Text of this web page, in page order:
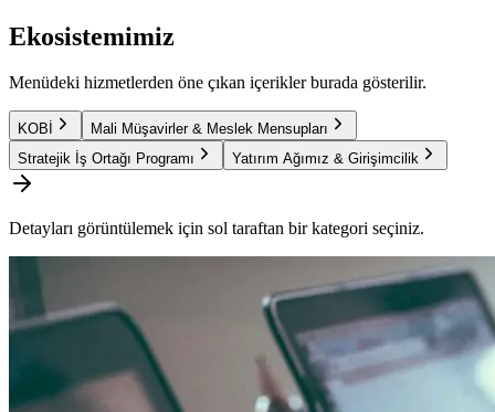
Ekosistemimiz
Menüdeki hizmetlerden öne çıkan içerikler burada gösterilir.
KOBİ
Mali Müşavirler & Meslek Mensupları
Stratejik İş Ortağı Programı
Yatırım Ağımız & Girişimcilik
Detayları görüntülemek için sol taraftan bir kategori seçiniz.